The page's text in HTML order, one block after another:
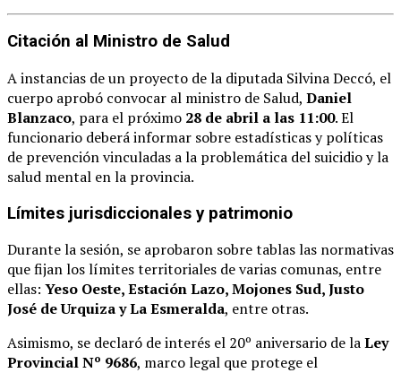
Citación al Ministro de Salud
A instancias de un proyecto de la diputada Silvina Deccó, el
cuerpo aprobó convocar al ministro de Salud, Daniel
Blanzaco, para el próximo 28 de abril a las 11:00. El
funcionario deberá informar sobre estadísticas y políticas
de prevención vinculadas a la problemática del suicidio y la
salud mental en la provincia.
Límites jurisdiccionales y patrimonio
Durante la sesión, se aprobaron sobre tablas las normativas
que fijan los límites territoriales de varias comunas, entre
ellas: Yeso Oeste, Estación Lazo, Mojones Sud, Justo
José de Urquiza y La Esmeralda, entre otras.
Asimismo, se declaró de interés el 20º aniversario de laLey
Provincial Nº 9686, marco legal que protege el